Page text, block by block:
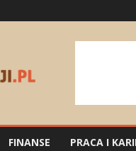
FINANSE PRACA I